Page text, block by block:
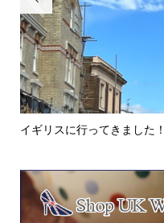
イギリスに行ってきました